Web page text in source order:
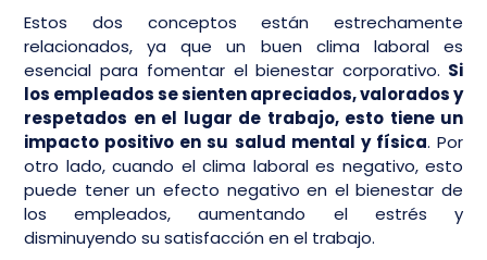
Estos dos conceptos están estrechamente
relacionados, ya que un buen clima laboral es
esencial para fomentar el bienestar corporativo. Si
los empleados se sienten apreciados, valorados y
respetados en el lugar de trabajo, esto tiene un
impacto positivo en su salud mental y física. Por
otro lado, cuando el clima laboral es negativo, esto
puede tener un efecto negativo en el bienestar de
los empleados, aumentando el estrés y
disminuyendo su satisfacción en el trabajo.